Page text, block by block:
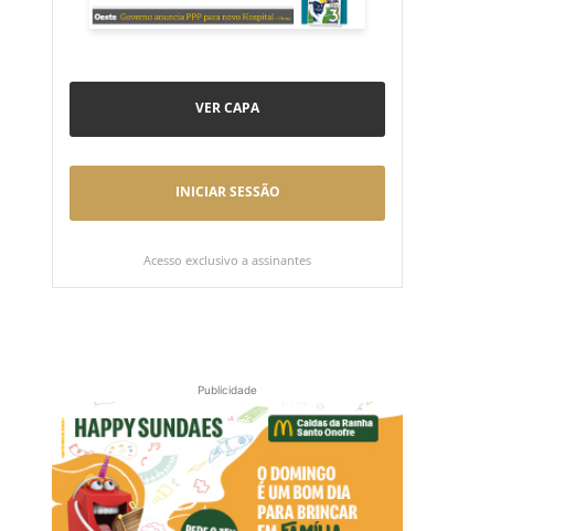
VER CAPA
INICIAR SESSÃO
Acesso exclusivo a assinantes
Publicidade